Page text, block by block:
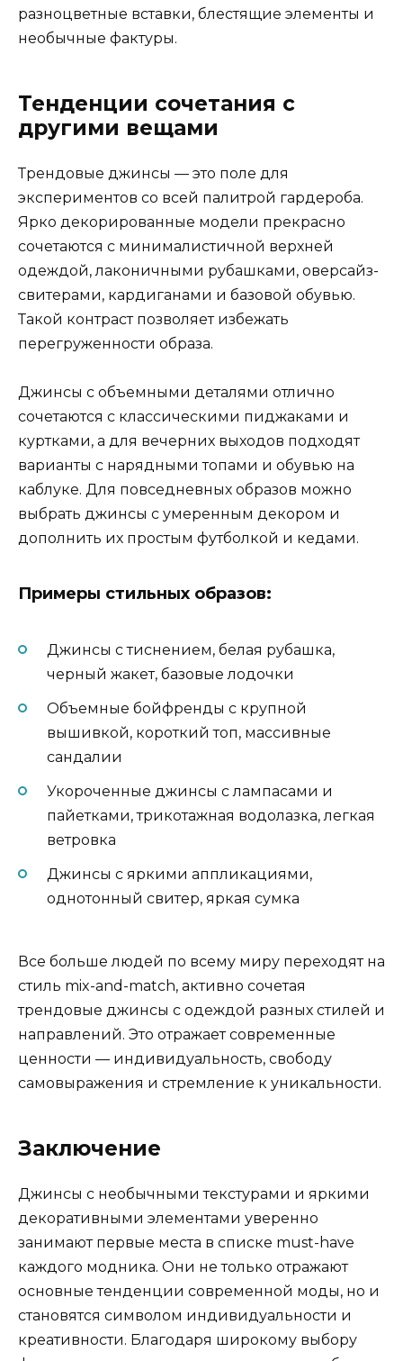
разноцветные вставки, блестящие элементы и
необычные фактуры.
Тенденции сочетания с
другими вещами
Трендовые джинсы — это поле для
экспериментов со всей палитрой гардероба.
Ярко декорированные модели прекрасно
сочетаются с минималистичной верхней
одеждой, лаконичными рубашками, оверсайз-
свитерами, кардиганами и базовой обувью.
Такой контраст позволяет избежать
перегруженности образа.
Джинсы с объемными деталями отлично
сочетаются с классическими пиджаками и
куртками, а для вечерних выходов подходят
варианты с нарядными топами и обувью на
каблуке. Для повседневных образов можно
выбрать джинсы с умеренным декором и
дополнить их простым футболкой и кедами.
Примеры стильных образов:
Джинсы с тиснением, белая рубашка,
черный жакет, базовые лодочки
Объемные бойфренды с крупной
вышивкой, короткий топ, массивные
сандалии
Укороченные джинсы с лампасами и
пайетками, трикотажная водолазка, легкая
ветровка
Джинсы с яркими аппликациями,
однотонный свитер, яркая сумка
Все больше людей по всему миру переходят на
стиль mix-and-match, активно сочетая
трендовые джинсы с одеждой разных стилей и
направлений. Это отражает современные
ценности — индивидуальность, свободу
самовыражения и стремление к уникальности.
Заключение
Джинсы с необычными текстурами и яркими
декоративными элементами уверенно
занимают первые места в списке must-have
каждого модника. Они не только отражают
основные тенденции современной моды, но и
становятся символом индивидуальности и
креативности. Благодаря широкому выбору